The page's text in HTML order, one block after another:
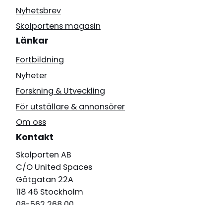
Nyhetsbrev
Skolportens magasin
Länkar
Fortbildning
Nyheter
Forskning & Utveckling
För utställare & annonsörer
Om oss
Kontakt
Skolporten AB
C/O United Spaces
Götgatan 22A
118 46 Stockholm